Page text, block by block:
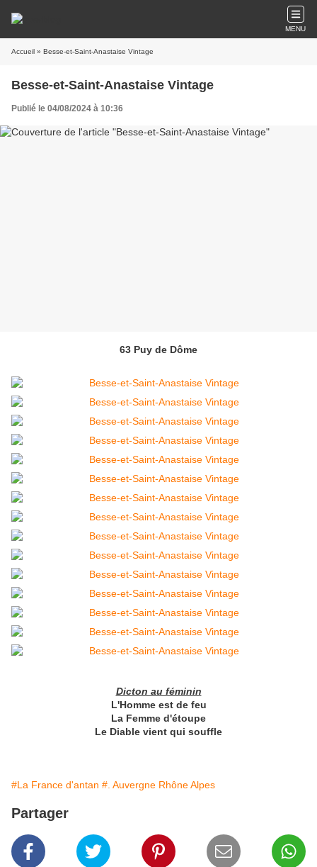
MENU
Accueil » Besse-et-Saint-Anastaise Vintage
Besse-et-Saint-Anastaise Vintage
Publié le 04/08/2024 à 10:36
63 Puy de Dôme
Dicton au féminin
L'Homme est de feu
La Femme d'étoupe
Le Diable vient qui souffle
#La France d'antan #. Auvergne Rhône Alpes
Partager